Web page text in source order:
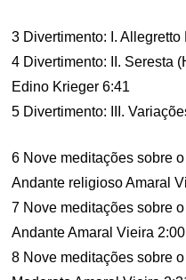
3 Divertimento: I.
4 Divertimento: II. Seresta
Edino Krieger 6:41
5 Divertimento: III.
6 Nove meditações sobre o
Andante religioso Amaral
7 Nove meditações sobre o
Andante Amaral Vieira 2:00
8 Nove meditações sobre o